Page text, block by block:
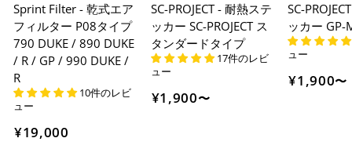
Sprint Filter - 乾式エア
フィルター P08タイプ
790 DUKE / 890 DUKE
/ R / GP / 990 DUKE /
R
10件のレビ
ュー
¥19,000
SC-PROJECT - 耐熱ステ
ッカー SC-PROJECT ス
タンダードタイプ
17件のレビ
ュー
¥1,900〜
SC-
ッカー GP-
ュー
¥1,900〜